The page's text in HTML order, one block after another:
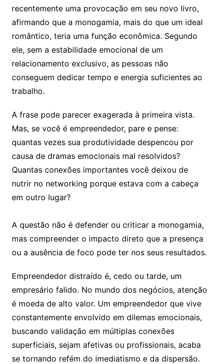
recentemente uma provocação em seu novo livro,
afirmando que a monogamia, mais do que um ideal
romântico, teria uma função econômica. Segundo
ele, sem a estabilidade emocional de um
relacionamento exclusivo, as pessoas não
conseguem dedicar tempo e energia suficientes ao
trabalho.
A frase pode parecer exagerada à primeira vista.
Mas, se você é empreendedor, pare e pense:
quantas vezes sua produtividade despencou por
causa de dramas emocionais mal resolvidos?
Quantas conexões importantes você deixou de
nutrir no networking porque estava com a cabeça
em outro lugar?
A questão não é defender ou criticar a monogamia,
mas compreender o impacto direto que a presença
ou a ausência de foco pode ter nos seus resultados.
Empreendedor distraído é, cedo ou tarde, um
empresário falido. No mundo dos negócios, atenção
é moeda de alto valor. Um empreendedor que vive
constantemente envolvido em dilemas emocionais,
buscando validação em múltiplas conexões
superficiais, sejam afetivas ou profissionais, acaba
se tornando refém do imediatismo e da dispersão.